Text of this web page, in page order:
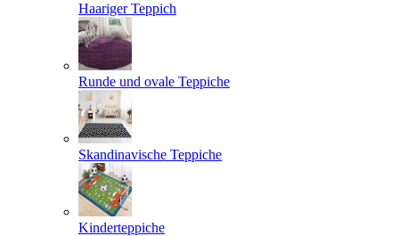
Haariger Teppich
Runde und ovale Teppiche
Skandinavische Teppiche
Kinderteppiche